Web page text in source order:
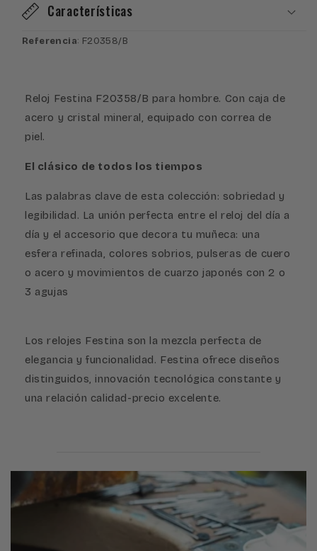
Características
Referencia: F20358/B
Reloj Festina F20358/B para hombre. Con caja de
acero y cristal mineral, equipado con correa de
piel.
El clásico de todos los tiempos
Las palabras clave de esta colección: sobriedad y
legibilidad. La unión perfecta entre el reloj del día a
día y el accesorio que decora tu muñeca: una
esfera refinada, colores sobrios, pulseras de cuero
o acero y movimientos de cuarzo japonés con 2 o
3 agujas
Los relojes Festina son la mezcla perfecta de
elegancia y funcionalidad. Festina ofrece diseños
distinguidos, innovación tecnológica constante y
una relación calidad-precio excelente.